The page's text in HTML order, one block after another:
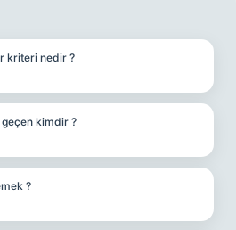
kriteri nedir ?
geçen kimdir ?
?